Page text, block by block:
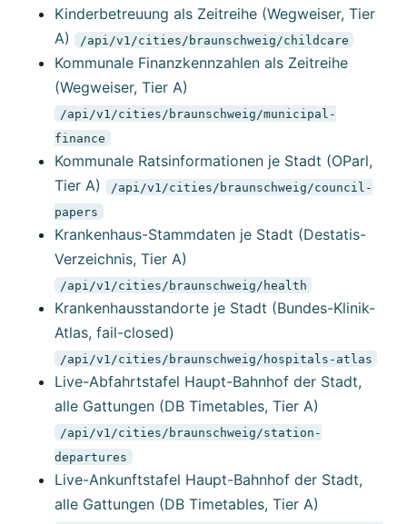
Kinderbetreuung als Zeitreihe (Wegweiser, Tier
A)
/api/v1/cities/braunschweig/childcare
Kommunale Finanzkennzahlen als Zeitreihe
(Wegweiser, Tier A)
/api/v1/cities/braunschweig/municipal-
finance
Kommunale Ratsinformationen je Stadt (OParl,
Tier A)
/api/v1/cities/braunschweig/council-
papers
Krankenhaus-Stammdaten je Stadt (Destatis-
Verzeichnis, Tier A)
/api/v1/cities/braunschweig/health
Krankenhausstandorte je Stadt (Bundes-Klinik-
Atlas, fail-closed)
/api/v1/cities/braunschweig/hospitals-atlas
Live-Abfahrtstafel Haupt-Bahnhof der Stadt,
alle Gattungen (DB Timetables, Tier A)
/api/v1/cities/braunschweig/station-
departures
Live-Ankunftstafel Haupt-Bahnhof der Stadt,
alle Gattungen (DB Timetables, Tier A)